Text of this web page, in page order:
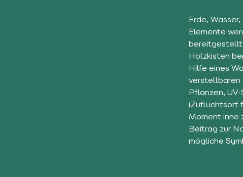
Erde,
Elemente
bereitgestellt.
Holzkisten
Hilfe eines
verstellbaren
Pflanzen,
(Zufluchtsort
Moment inne
Beitrag zur
mögliche